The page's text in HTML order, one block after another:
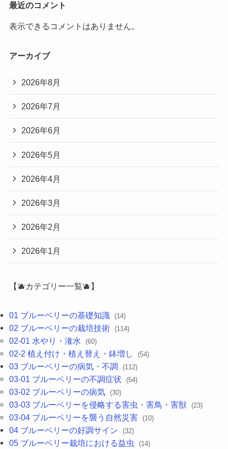
最近のコメント
表示できるコメントはありません。
アーカイブ
2026年8月
2026年7月
2026年6月
2026年5月
2026年4月
2026年3月
2026年2月
2026年1月
【🫐カテゴリー一覧🫐】
01 ブルーベリーの基礎知識 (14)
02 ブルーベリーの栽培技術 (114)
02-01 水やり・潅水 (60)
02-2 植え付け・植え替え・鉢増し (54)
03 ブルーベリーの病気・不調 (112)
03-01 ブルーベリーの不調症状 (54)
03-02 ブルーベリーの病気 (30)
03-03 ブルーベリーを侵略する害虫・害鳥・害獣 (23)
03-04 ブルーベリーを襲う自然災害 (10)
04 ブルーベリーの好調サイン (32)
05 ブルーベリー栽培における益虫 (14)